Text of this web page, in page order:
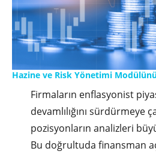
Hazine ve Risk Yönetimi
Firmaların enflasyonist
devamlılığını sürdürmeye
pozisyonların analizleri
Bu doğrultuda finansman